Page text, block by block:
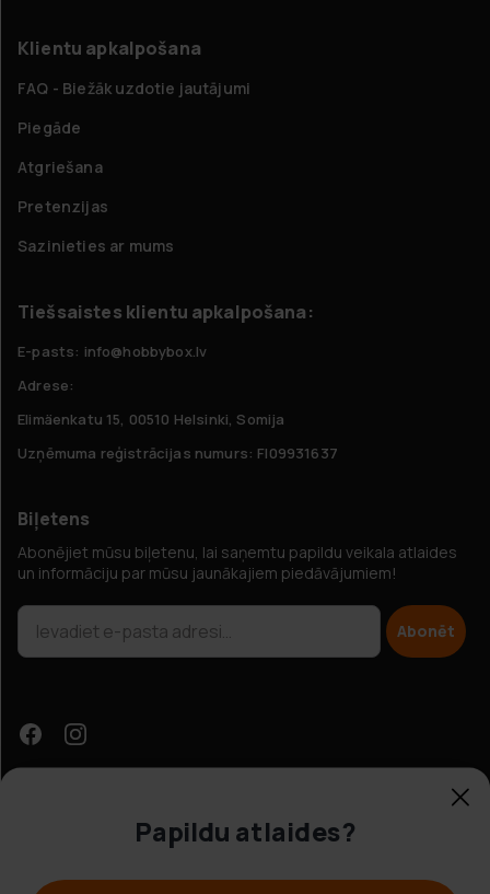
Klientu apkalpošana
FAQ - Biežāk uzdotie jautājumi
Piegāde
Atgriešana
Pretenzijas
Sazinieties ar mums
Tiešsaistes klientu apkalpošana:
E-pasts: info@hobbybox.lv
Adrese:
Elimäenkatu 15, 00510 Helsinki, Somija
Uzņēmuma reģistrācijas numurs: FI09931637
Biļetens
Abonējiet mūsu biļetenu, lai saņemtu papildu veikala atlaides
un informāciju par mūsu jaunākajiem piedāvājumiem!
Abonēt
Papildu atlaides?